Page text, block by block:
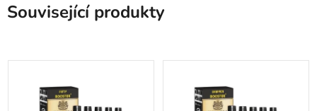
Související produkty